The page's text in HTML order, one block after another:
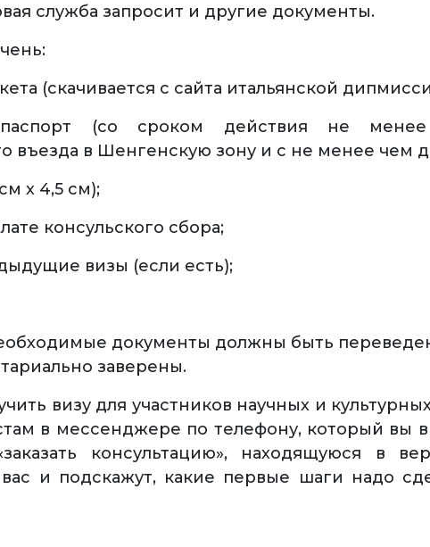
служба запросит и другие документы.
(скачивается с сайта итальянской
(со сроком действия не
въезда в Шенгенскую зону и с не менее чем
х 4,5 см);
консульского сбора;
визы (если есть);
документы должны быть
заверены.
визу для участников научных и
в мессенджере по телефону, который вы
консультацию», находящуюся в
вас и подскажут, какие первые шаги надо